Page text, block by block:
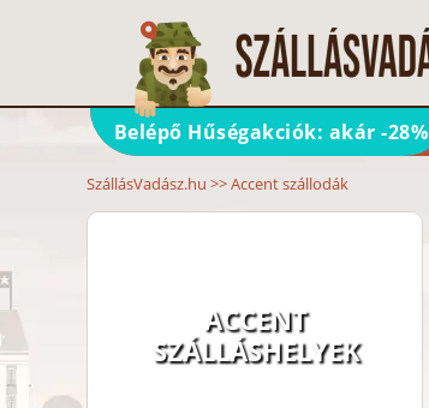
Belépő Hűségakciók: akár -28%
SzállásVadász.hu >>Accent szállodák
ACCENT
SZÁLLÁSHELYEK